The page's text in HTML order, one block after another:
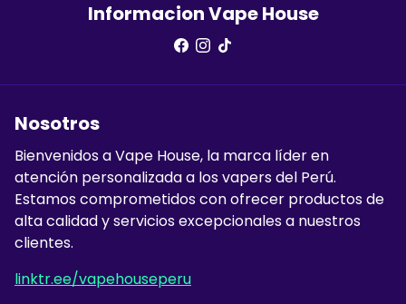
Informacion Vape House
Nosotros
Bienvenidos a Vape House, la marca líder en
atención personalizada a los vapers del Perú.
Estamos comprometidos con ofrecer productos de
alta calidad y servicios excepcionales a nuestros
clientes.
linktr.ee/vapehouseperu